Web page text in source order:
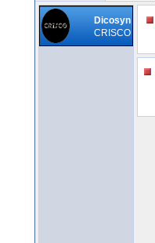
Dicosyn
CRISCO